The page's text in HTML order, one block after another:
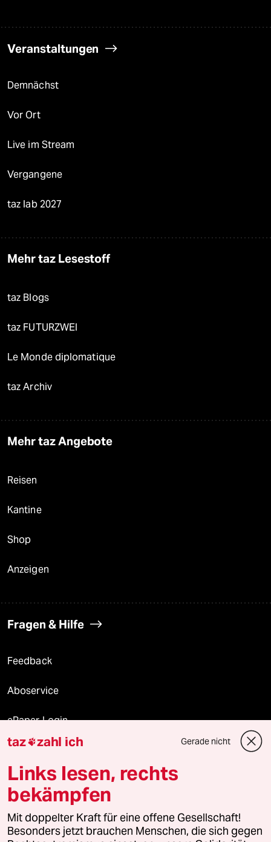
Veranstaltungen
Demnächst
Vor Ort
Live im Stream
Vergangene
taz lab 2027
Mehr taz Lesestoff
taz Blogs
taz FUTURZWEI
Le Monde diplomatique
taz Archiv
Mehr taz Angebote
Reisen
Kantine
Shop
Anzeigen
Fragen & Hilfe
Feedback
Aboservice
ePaper Login
Downloads für Abonnierende
© 2026 taz Verlags und Vertriebs GmbH
Alle Rechte vorbehalten. Bei rechtlichen Fragen oder für Genehmigungen
wenden Sie sich bitte an
lizenzen@taz.de
taz zahl ich Gerade nicht
Links lesen, rechts
bekämpfen
Mit doppelter Kraft für eine offene Gesellschaft!
Besonders jetzt brauchen Menschen, die sich gegen